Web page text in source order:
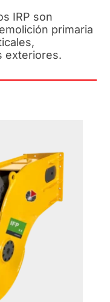
IRP son
primaria
exteriores.